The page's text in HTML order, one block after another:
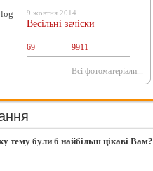
9 жовтня 2014
Весільні зачіски
69 9911
Всі фотоматеріали...
тему були б найбільш цікаві Вам?